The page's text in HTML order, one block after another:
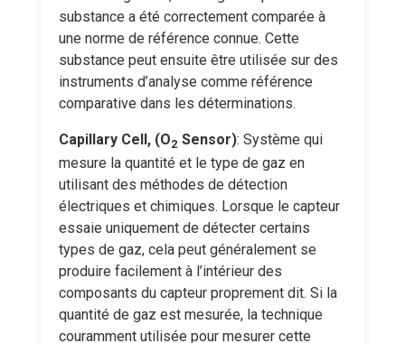
substance a été correctement comparée à
une norme de référence connue. Cette
substance peut ensuite être utilisée sur des
instruments d’analyse comme référence
comparative dans les déterminations.
Capillary Cell, (O2 Sensor): Système qui
mesure la quantité et le type de gaz en
utilisant des méthodes de détection
électriques et chimiques. Lorsque le capteur
essaie uniquement de détecter certains
types de gaz, cela peut généralement se
produire facilement à l’intérieur des
composants du capteur proprement dit. Si la
quantité de gaz est mesurée, la technique
couramment utilisée pour mesurer cette